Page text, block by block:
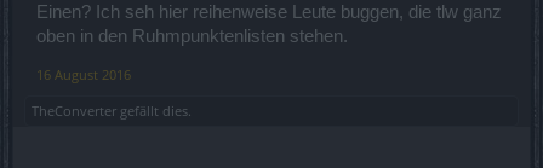
Einen? Ich seh hier reihenweise Leute buggen, die tlw ganz
oben in den Ruhmpunktenlisten stehen.
16 August 2016
TheConverter gefällt dies.